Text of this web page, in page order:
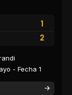
1
2
- Fecha 1